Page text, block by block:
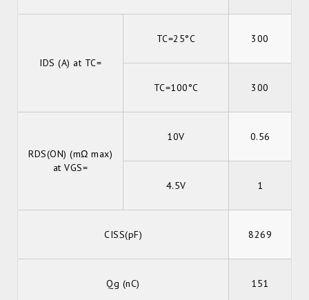
IDS (A) at TC=
TC=25°C 300
TC=100°C 300
RDS(ON) (mΩ max)
at VGS=
10V 0.56
4.5V 1
CISS(pF) 8269
Qg (nC) 151